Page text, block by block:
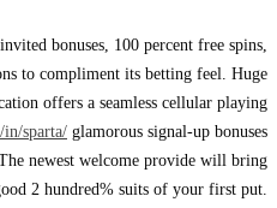
bonuses, 100 percent free spins,
to compliment its betting feel. Huge
offers a seamless cellular playing
in/sparta/ glamorous signal-up bonuses
newest welcome provide will bring
2 hundred% suits of your first put.